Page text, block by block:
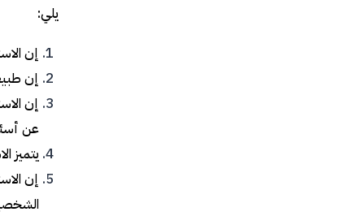
يلي:
إن
إن
إن
عن
يتميز
إن